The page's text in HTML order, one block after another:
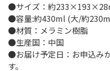
●サイズ：約
●容量:約430ml (大/約
●材質：メラミン樹脂
●生産国：中国
●お届け予定日：お申込み
す。